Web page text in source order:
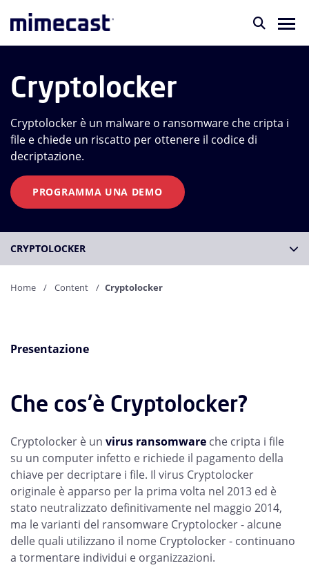
Cryptolocker
Cryptolocker è un malware o ransomware che cripta i
file e chiede un riscatto per ottenere il codice di
decriptazione.
PROGRAMMA UNA DEMO
CRYPTOLOCKER
Home Content Cryptolocker
Presentazione
Che cos'è Cryptolocker?
Cryptolocker è un virus ransomware che cripta i file
su un computer infetto e richiede il pagamento della
chiave per decriptare i file. Il virus Cryptolocker
originale è apparso per la prima volta nel 2013 ed è
stato neutralizzato definitivamente nel maggio 2014,
ma le varianti del ransomware Cryptolocker - alcune
delle quali utilizzano il nome Cryptolocker - continuano
a tormentare individui e organizzazioni.